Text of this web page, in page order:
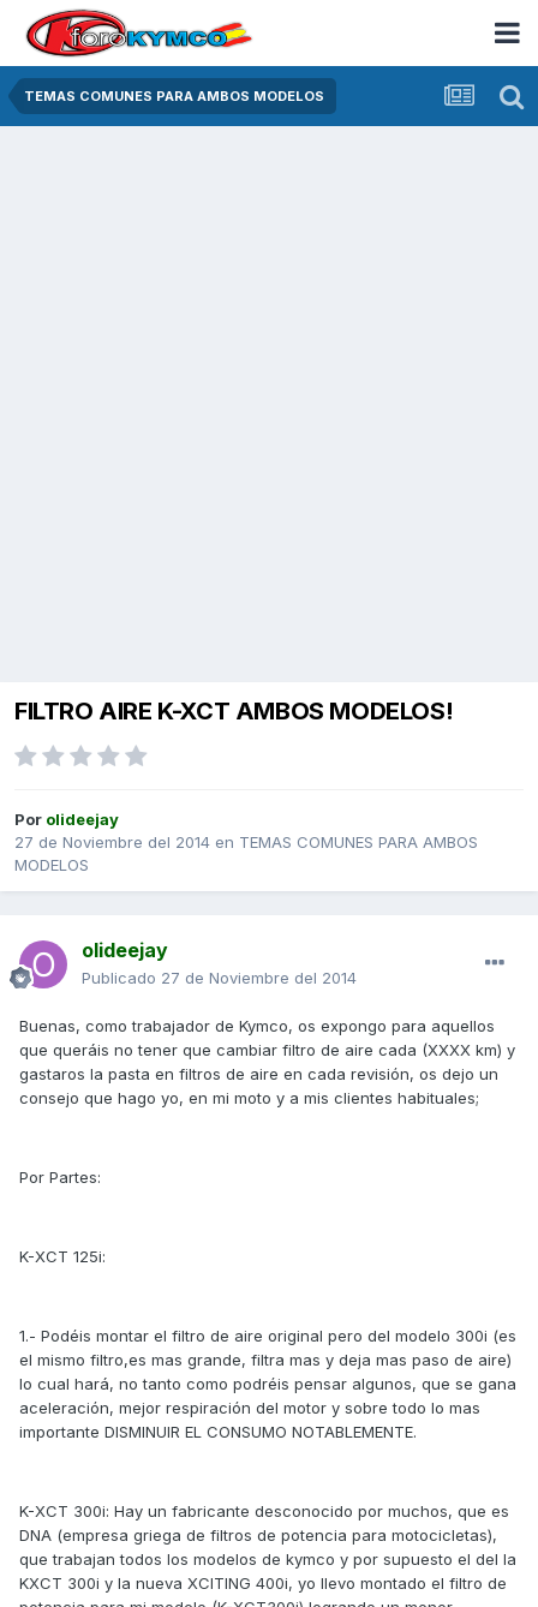
TEMAS COMUNES PARA AMBOS MODELOS
FILTRO AIRE K-XCT AMBOS MODELOS!
Por olideejay
27 de Noviembre del 2014 en TEMAS COMUNES PARA AMBOS
MODELOS
olideejay
Publicado 27 de Noviembre del 2014
Buenas, como trabajador de Kymco, os expongo para aquellos
que queráis no tener que cambiar filtro de aire cada (XXXX km) y
gastaros la pasta en filtros de aire en cada revisión, os dejo un
consejo que hago yo, en mi moto y a mis clientes habituales;
Por Partes:
K-XCT 125i:
1.- Podéis montar el filtro de aire original pero del modelo 300i (es
el mismo filtro,es mas grande, filtra mas y deja mas paso de aire)
lo cual hará, no tanto como podréis pensar algunos, que se gana
aceleración, mejor respiración del motor y sobre todo lo mas
importante DISMINUIR EL CONSUMO NOTABLEMENTE.
K-XCT 300i: Hay un fabricante desconocido por muchos, que es
DNA (empresa griega de filtros de potencia para motocicletas),
que trabajan todos los modelos de kymco y por supuesto el del la
KXCT 300i y la nueva XCITING 400i, yo llevo montado el filtro de